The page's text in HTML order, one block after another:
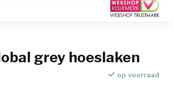
grey hoeslaken
op voorraad